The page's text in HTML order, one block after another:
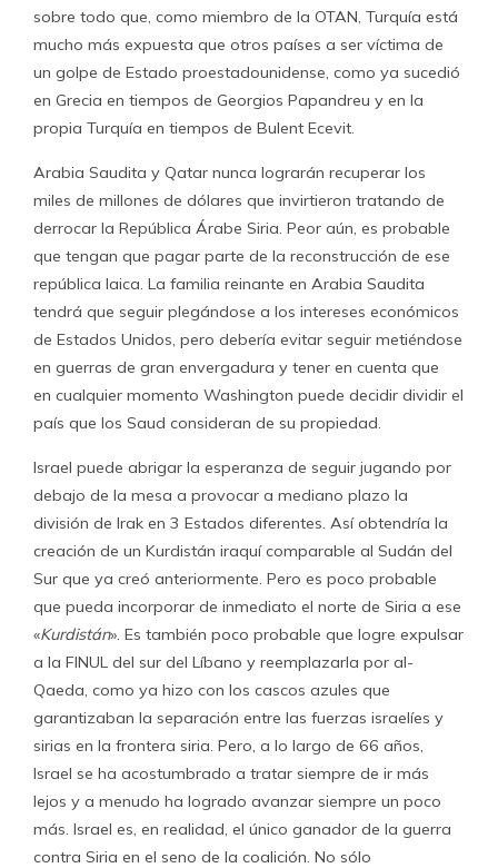
sobre todo que, como miembro de la OTAN, Turquía está
mucho más expuesta que otros países a ser víctima de
un golpe de Estado proestadounidense, como ya sucedió
en Grecia en tiempos de Georgios Papandreu y en la
propia Turquía en tiempos de Bulent Ecevit.
Arabia Saudita y Qatar nunca lograrán recuperar los
miles de millones de dólares que invirtieron tratando de
derrocar la República Árabe Siria. Peor aún, es probable
que tengan que pagar parte de la reconstrucción de ese
república laica. La familia reinante en Arabia Saudita
tendrá que seguir plegándose a los intereses económicos
de Estados Unidos, pero debería evitar seguir metiéndose
en guerras de gran envergadura y tener en cuenta que
en cualquier momento Washington puede decidir dividir el
país que los Saud consideran de su propiedad.
Israel puede abrigar la esperanza de seguir jugando por
debajo de la mesa a provocar a mediano plazo la
división de Irak en 3 Estados diferentes. Así obtendría la
creación de un Kurdistán iraquí comparable al Sudán del
Sur que ya creó anteriormente. Pero es poco probable
que pueda incorporar de inmediato el norte de Siria a ese
«Kurdistán». Es también poco probable que logre expulsar
a la FINUL del sur del Líbano y reemplazarla por al-
Qaeda, como ya hizo con los cascos azules que
garantizaban la separación entre las fuerzas israelíes y
sirias en la frontera siria. Pero, a lo largo de 66 años,
Israel se ha acostumbrado a tratar siempre de ir más
lejos y a menudo ha logrado avanzar siempre un poco
más. Israel es, en realidad, el único ganador de la guerra
contra Siria en el seno de la coalición. No sólo